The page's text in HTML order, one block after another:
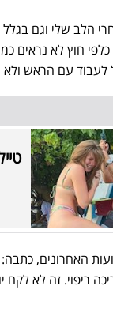
הלב שלי וגם
כלפי חוץ לא
לעבוד עם הראש
האחרונים,
ריפוי. זה לא לקח